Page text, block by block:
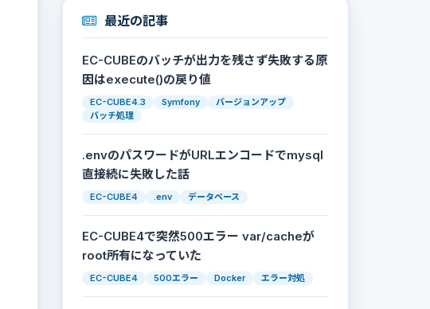
最近の記事
EC-CUBEのバッチが出力を残さず失敗する原
因はexecute()の戻り値
EC-CUBE4.3 Symfony
バージョンアップ
バッチ処理
.envのパスワードがURLエンコードでmysql
直接続に失敗した話
EC-CUBE4 .env データベース
EC-CUBE4で突然500エラー var/cacheが
root所有になっていた
EC-CUBE4 500エラー Docker エラー対処